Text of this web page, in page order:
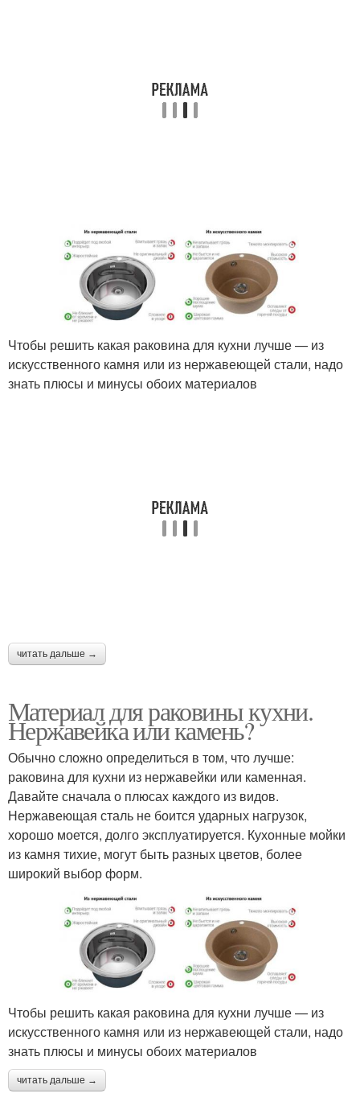
Чтобы решить какая раковина для кухни лучше — из
искусственного камня или из нержавеющей стали, надо
знать плюсы и минусы обоих материалов
читать дальше →
Материал для раковины кухни.
Нержавейка или камень?
Обычно сложно определиться в том, что лучше:
раковина для кухни из нержавейки или каменная.
Давайте сначала о плюсах каждого из видов.
Нержавеющая сталь не боится ударных нагрузок,
хорошо моется, долго эксплуатируется. Кухонные мойки
из камня тихие, могут быть разных цветов, более
широкий выбор форм.
Чтобы решить какая раковина для кухни лучше — из
искусственного камня или из нержавеющей стали, надо
знать плюсы и минусы обоих материалов
читать дальше →